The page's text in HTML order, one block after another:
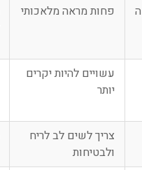
פחות מראה מלאכותי
עשויים להיות יקרים
יותר
צריך לשים לב לריח
ולבטיחות